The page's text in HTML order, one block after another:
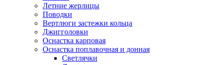
Летние жерлицы
Поводки
Вертлюги застежки кольца
Джигголовки
Оснастка карповая
Оснастка поплавочная и донная
Светлячки